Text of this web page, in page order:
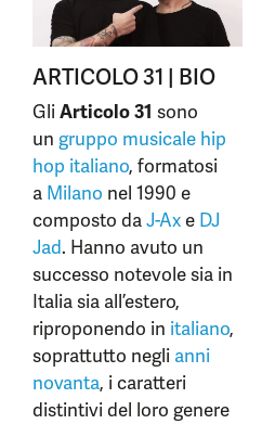
ARTICOLO 31 | BIO
GliArticolo 31 sono
un gruppo musicale hip
hop italiano, formatosi
a Milano nel 1990 e
composto daJ-Axe DJ
Jad. Hanno avuto un
successo notevole sia in
Italia sia all’estero,
riproponendo in italiano,
soprattutto negli anni
novanta, i caratteri
distintivi del loro genere